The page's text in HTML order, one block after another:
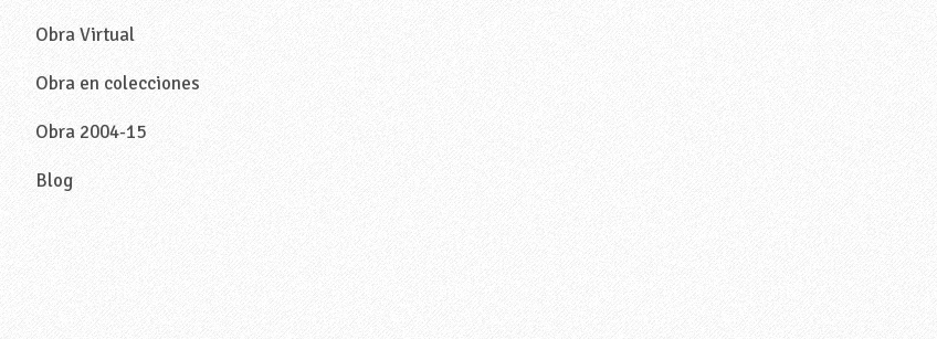
Obra Virtual
Obra en colecciones
Obra 2004-15
Blog